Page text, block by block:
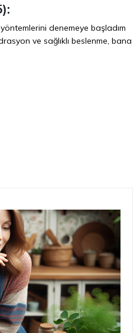
denemeye başladım
ve sağlıklı beslenme, bana